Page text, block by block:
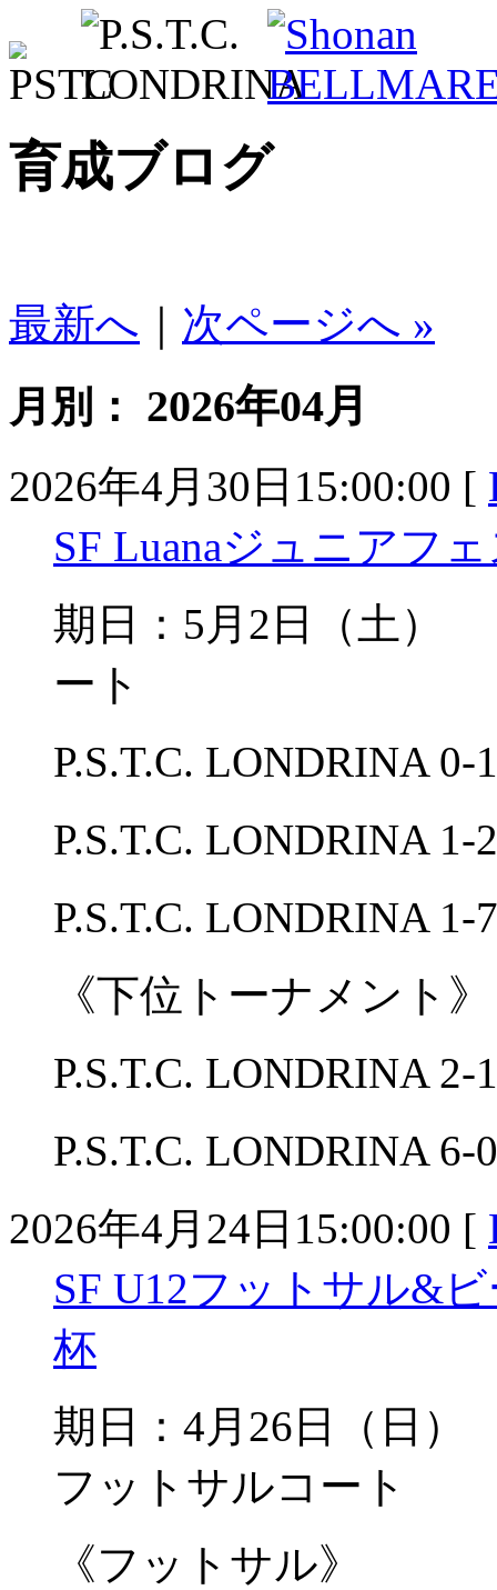
育成ブログ
最新へ 次ページへ »
月別： 2026年04月
2026年4月30日15:00:00 [
SF Luanaジュニアフ
期日：5月2日（土
ート
P.S.T.C. LONDRINA
P.S.T.C. LONDRINA
P.S.T.C. LONDRINA 1-
《下位トーナメント》
P.S.T.C. LONDRINA
P.S.T.C. LONDRINA
2026年4月24日15:00:00 [
SF U12フットサル&
杯
期日：4月26日（日
フットサルコート
《フットサル》